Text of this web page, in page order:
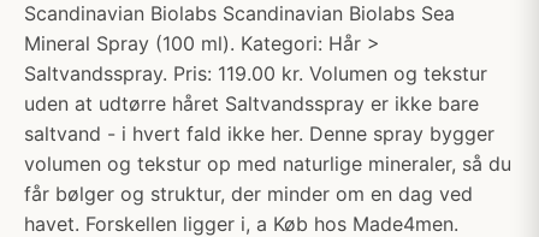
Scandinavian Biolabs Scandinavian Biolabs Sea
Mineral Spray (100 ml). Kategori: Hår >
Saltvandsspray. Pris: 119.00 kr. Volumen og tekstur
uden at udtørre håret Saltvandsspray er ikke bare
saltvand - i hvert fald ikke her. Denne spray bygger
volumen og tekstur op med naturlige mineraler, så du
får bølger og struktur, der minder om en dag ved
havet. Forskellen ligger i, a Køb hos Made4men.